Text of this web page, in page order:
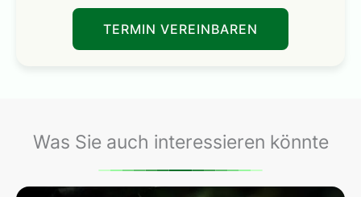
TERMIN VEREINBAREN
Was Sie auch interessieren könnte